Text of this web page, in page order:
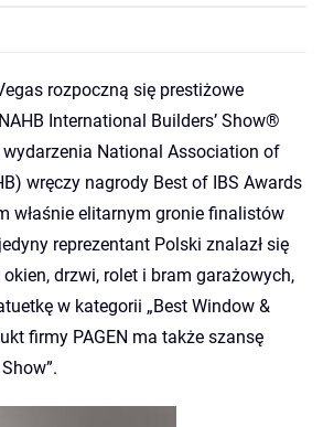
rozpoczną się prestiżowe
International Builders’ Show®
wydarzenia National Association of
wręczy nagrody Best of IBS Awards
właśnie elitarnym gronie finalistów
reprezentant Polski znalazł się
okien, drzwi, rolet i bram garażowych,
w kategorii „Best Window &
firmy PAGEN ma także szansę